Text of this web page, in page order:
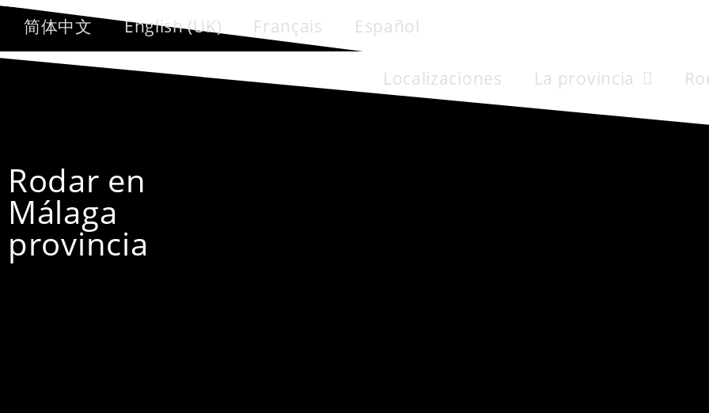
简体中文 English (UK) Français Español
Localizaciones La provincia
Rodar en
Málaga
provincia